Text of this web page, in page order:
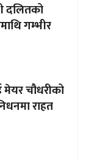
दलितको
गम्भीर
मेयर चौधरीको
राहत